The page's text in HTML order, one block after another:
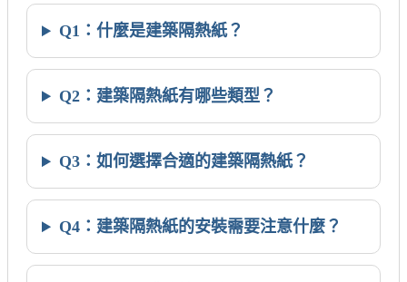
Q1：什麼是建築隔熱紙？
Q2：建築隔熱紙有哪些類型？
Q3：如何選擇合適的建築隔熱紙？
Q4：建築隔熱紙的安裝需要注意什麼？